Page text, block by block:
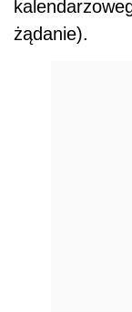
żądanie).